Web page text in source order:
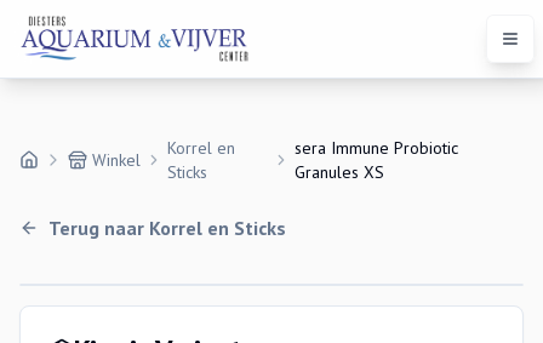
Winkel
Korrel en
Sticks
sera Immune Probiotic
Granules XS
Terug naar Korrel en Sticks